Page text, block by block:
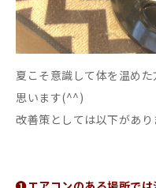
夏こそ意識して体を温め
思います(^^)
改善策としては以下があり